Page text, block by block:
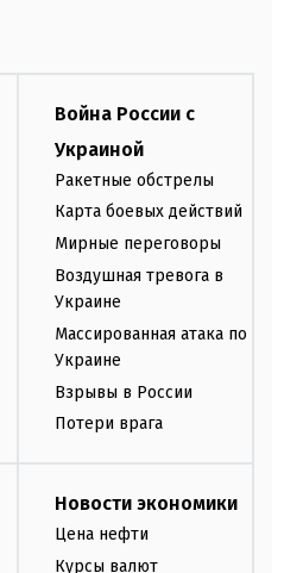
Война России с
Украиной
Ракетные обстрелы
Карта боевых действий
Мирные переговоры
Воздушная тревога в
Украине
Массированная атака по
Украине
Взрывы в России
Потери врага
Новости экономики
Цена нефти
Курсы валют